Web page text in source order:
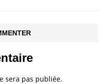
sera pas publiée.